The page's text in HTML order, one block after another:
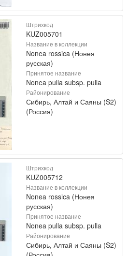
Штрихкод
KUZ005701
Название в коллекции
Nonea rossica (Нонея
русская)
Принятое название
Nonea pulla subsp. pulla
Районирование
Сибирь, Алтай и Саяны (S2)
(Россия)
Штрихкод
KUZ005712
Название в коллекции
Nonea rossica (Нонея
русская)
Принятое название
Nonea pulla subsp. pulla
Районирование
Сибирь, Алтай и Саяны (S2)